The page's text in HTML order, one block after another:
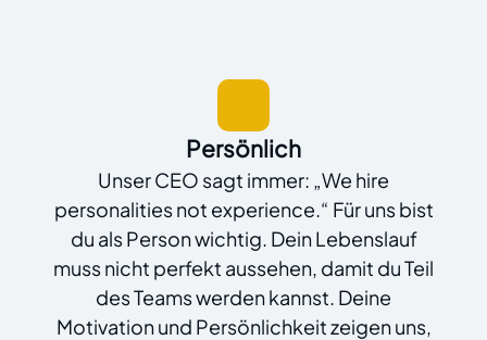
Persönlich
Unser CEO sagt immer: „We hire
personalities not experience.“ Für uns bist
du als Person wichtig. Dein Lebenslauf
muss nicht perfekt aussehen, damit du Teil
des Teams werden kannst. Deine
Motivation und Persönlichkeit zeigen uns,